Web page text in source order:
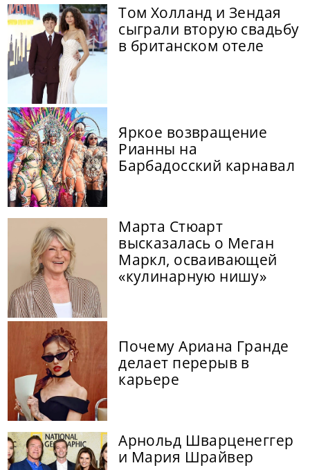
Том Холланд и Зендая
сыграли вторую свадьбу
в британском отеле
Яркое возвращение
Рианны на
Барбадосский карнавал
Марта Стюарт
высказалась о Меган
Маркл, осваивающей
«кулинарную нишу»
Почему Ариана Гранде
делает перерыв в
карьере
Арнольд Шварценеггер
и Мария Шрайвер